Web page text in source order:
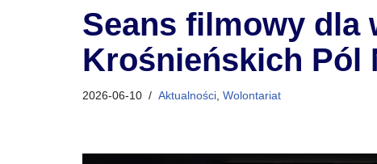
Seans filmowy dla
Krośnieńskich Pól
2026-06-10 Aktualności Wolontariat